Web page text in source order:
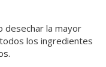
desechar la mayor
los ingredientes